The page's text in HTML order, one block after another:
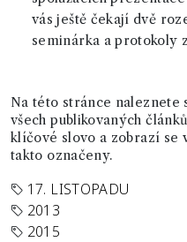
vás ještě čekají dvě
seminárka a protokoly
Na této stránce naleznete
všech publikovaných
klíčové slovo a zobrazí se
takto označeny.
17. LISTOPADU
2013
2015